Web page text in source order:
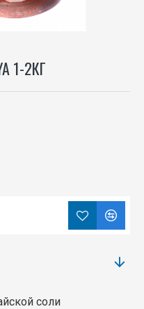
1-2КГ
соли